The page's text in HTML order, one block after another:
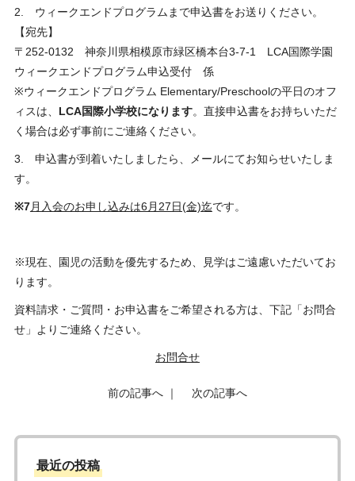
2. ウィークエンドプログラムまで申込書をお送りください。
【宛先】
〒252-0132 神奈川県相模原市緑区橋本台3-7-1 LCA国際学園
ウィークエンドプログラム申込受付 係
※ウィークエンドプログラム Elementary/Preschoolの平日のオフ
ィスは、 LCA国際小学校になります。直接申込書をお持ちいただ
く場合は必ず事前にご連絡ください。
3. 申込書が到着いたしましたら、メールにてお知らせいたしま
す。
※7月入会のお申し込みは6月27日(金)迄です。
※現在、園児の活動を優先するため、見学はご遠慮いただいてお
ります。
資料請求・ご質問・お申込書をご希望される方は、下記「お問合
せ」よりご連絡ください。
お問合せ
前の記事へ ｜ 次の記事へ
最近の投稿